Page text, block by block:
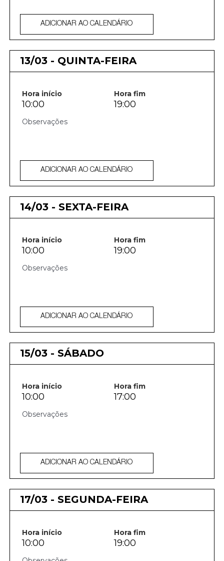
ADICIONAR AO CALENDÁRIO
13/03 - QUINTA-FEIRA
Hora início Hora fim
10:00 19:00
ADICIONAR AO CALENDÁRIO
14/03 - SEXTA-FEIRA
Hora início Hora fim
10:00 19:00
ADICIONAR AO CALENDÁRIO
15/03 - SÁBADO
Hora início Hora fim
10:00 17:00
ADICIONAR AO CALENDÁRIO
17/03 - SEGUNDA-FEIRA
Hora início Hora fim
10:00 19:00